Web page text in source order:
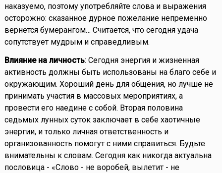
наказуемо, поэтому употребляйте слова и выражения
осторожно: сказанное дурное пожелание непременно
вернется бумерангом… Считается, что сегодня удача
сопутствует мудрым и справедливым.
Влияние на личность: Сегодня энергия и жизненная
активность должны быть использованы на благо себе и
окружающим. Хороший день для общения, но лучше не
принимать участия в массовых мероприятиях, а
провести его наедине с собой. Вторая половина
седьмых лунных суток заключает в себе хаотичные
энергии, и только личная ответственность и
организованность помогут с ними справиться. Будьте
внимательны к словам. Сегодня как никогда актуальна
пословица - «Слово - не воробей, вылетит - не